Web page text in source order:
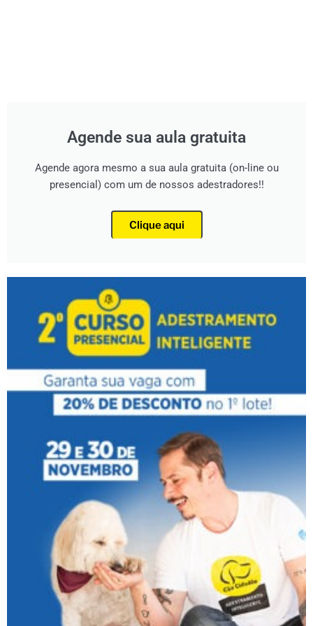
Agende sua aula gratuita
Agende agora mesmo a sua aula gratuita (on-line ou
presencial) com um de nossos adestradores!!
Clique aqui